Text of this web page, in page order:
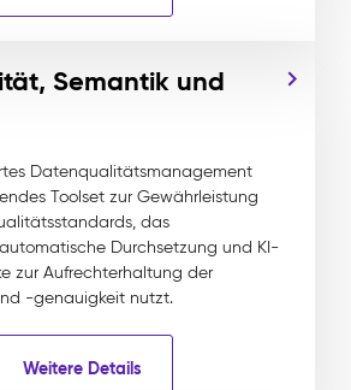
Semantik und
Datenqualitätsmanagement
Toolset zur Gewährleistung
das
Durchsetzung und KI-
zur Aufrechterhaltung der
-genauigkeit nutzt.
Weitere Details